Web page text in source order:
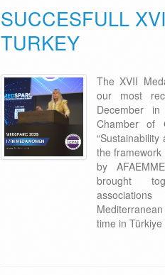
SUCCESFULL
TURKEY
The XVII
our most
December
Chamber of
the framework
by
brought
time in